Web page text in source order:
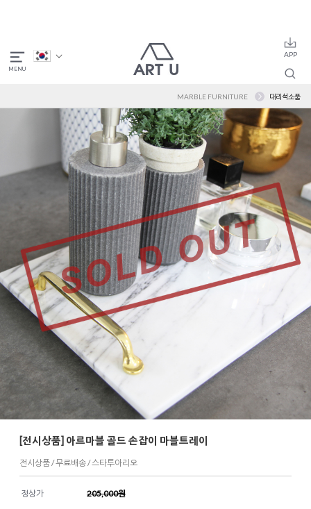
MARBLE FURNITURE 대리석소품
[전시상품] 아르마블 골드 손잡이 마블트레이
전시상품 / 무료배송 / 스타투아리오
정상가 205,000원